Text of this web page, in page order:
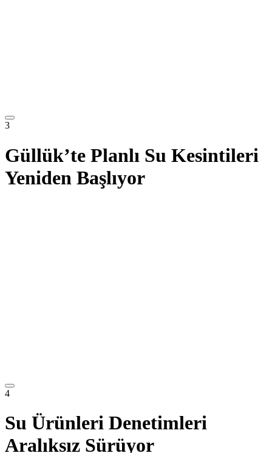
3
Güllük’te Planlı Su Kesintileri
Yeniden Başlıyor
4
Su Ürünleri Denetimleri
Aralıksız Sürüyor